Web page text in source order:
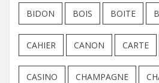
BIDON BOIS BOITE
CAHIER CANON CARTE
CASINO CHAMPAGNE